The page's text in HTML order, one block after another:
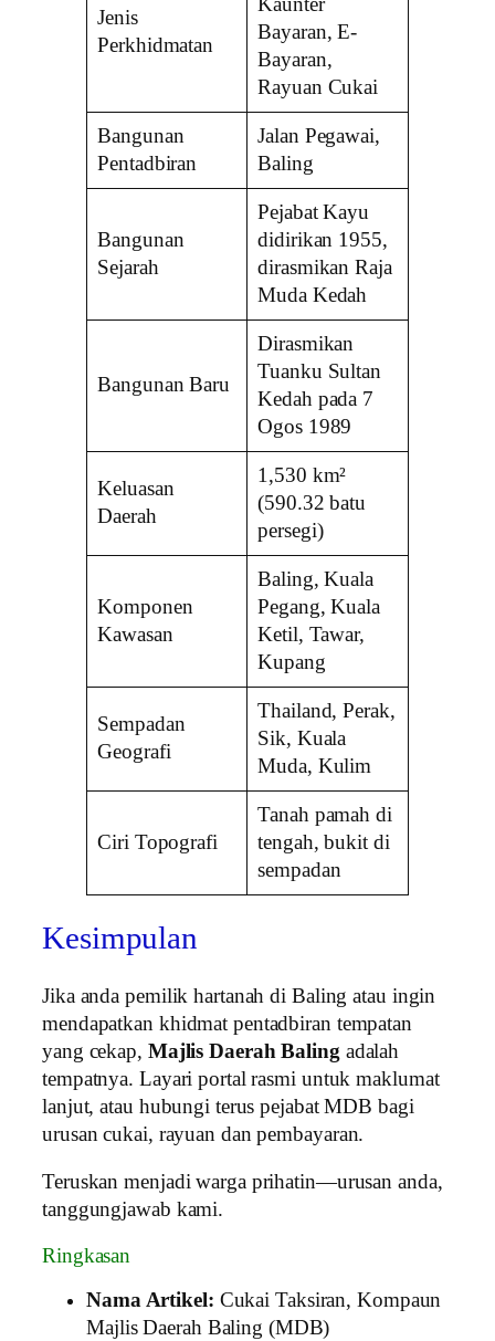
Jenis
Perkhidmatan
Bayaran, E-
Bayaran,
Rayuan Cukai
Bangunan
Pentadbiran
Jalan Pegawai,
Baling
Bangunan
Sejarah
Pejabat Kayu
didirikan 1955,
dirasmikan Raja
Muda Kedah
Bangunan Baru
Dirasmikan
Tuanku Sultan
Kedah pada 7
Ogos 1989
Keluasan
Daerah
1,530 km²
(590.32 batu
persegi)
Komponen
Kawasan
Baling, Kuala
Pegang, Kuala
Ketil, Tawar,
Kupang
Sempadan
Geografi
Thailand, Perak,
Sik, Kuala
Muda, Kulim
Ciri Topografi
Tanah pamah di
tengah, bukit di
sempadan
Kesimpulan
Jika anda pemilik hartanah di Baling atau ingin
mendapatkan khidmat pentadbiran tempatan
yang cekap, Majlis Daerah Baling adalah
tempatnya. Layari portal rasmi untuk maklumat
lanjut, atau hubungi terus pejabat MDB bagi
urusan cukai, rayuan dan pembayaran.
Teruskan menjadi warga prihatin—urusan anda,
tanggungjawab kami.
Ringkasan
Nama Artikel: Cukai Taksiran, Kompaun
Majlis Daerah Baling (MDB)